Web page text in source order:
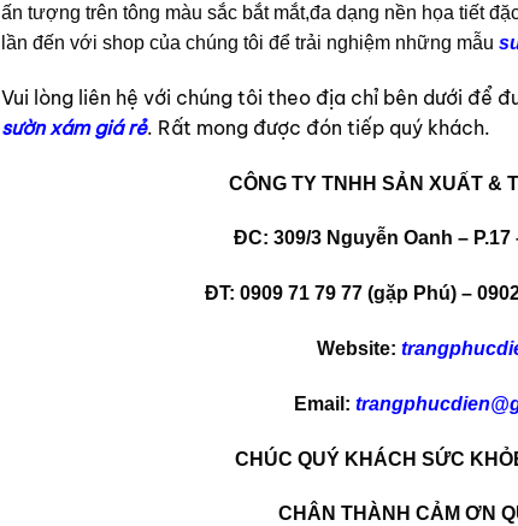
ấn tượng trên tông màu sắc bắt mắt,đa dạng nền họa tiết
lần đến với shop của chúng tôi để trải nghiệm những mẫu
Vui lòng liên hệ với chúng tôi theo địa chỉ bên dưới để
sườn xám giá rẻ. Rất mong được đón tiếp quý khách.
CÔNG TY TNHH SẢN XUẤT &
ĐC: 309/3 Nguyễn Oanh – P.17
ĐT: 0909 71 79 77 (gặp Phú) –
Website:
Email:
CHÚC QUÝ KHÁCH SỨC
CHÂN THÀNH CẢM ƠN